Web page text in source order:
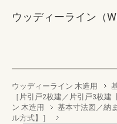
ウッディーライン（
ウッディーライン 木造用
［片引戸2枚建／片引戸3枚建
ン 木造用
基本寸法図／納
ル方式】］